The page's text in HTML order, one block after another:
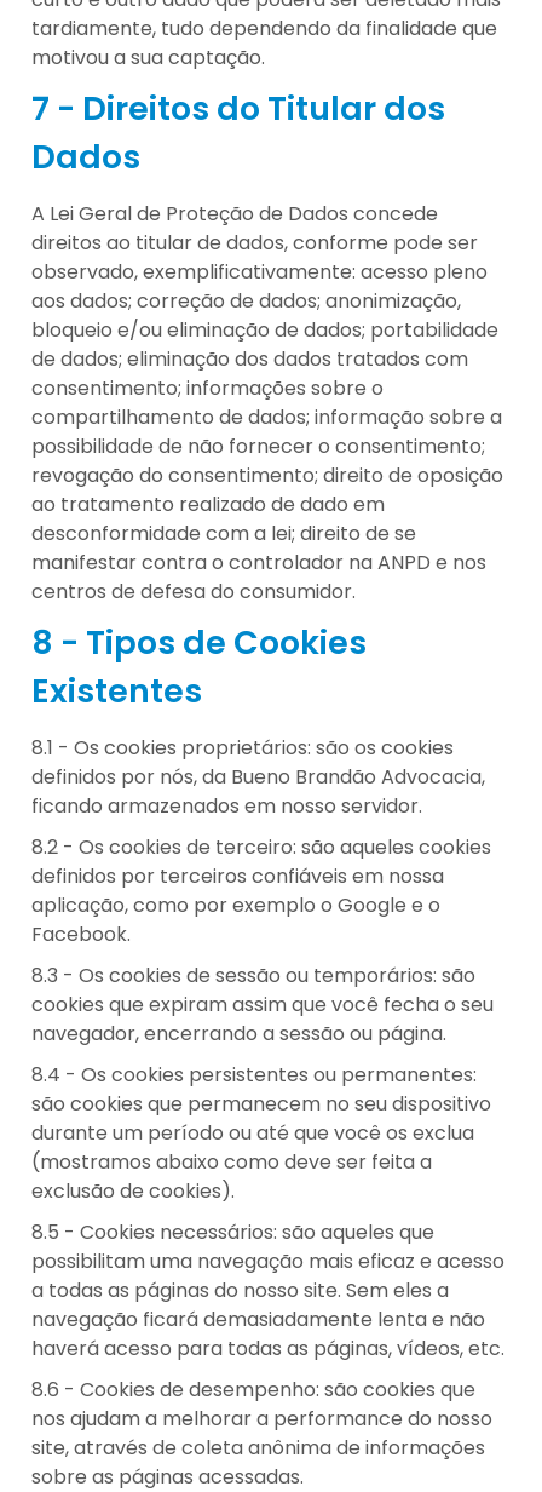
tardiamente, tudo dependendo da finalidade que
motivou a sua captação.
7 - Direitos do Titular dos
Dados
A Lei Geral de Proteção de Dados concede
direitos ao titular de dados, conforme pode ser
observado, exemplificativamente: acesso pleno
aos dados; correção de dados; anonimização,
bloqueio e/ou eliminação de dados; portabilidade
de dados; eliminação dos dados tratados com
consentimento; informações sobre o
compartilhamento de dados; informação sobre a
possibilidade de não fornecer o consentimento;
revogação do consentimento; direito de oposição
ao tratamento realizado de dado em
desconformidade com a lei; direito de se
manifestar contra o controlador na ANPD e nos
centros de defesa do consumidor.
8 - Tipos de Cookies
Existentes
8.1 - Os cookies proprietários: são os cookies
definidos por nós, da Bueno Brandão Advocacia,
ficando armazenados em nosso servidor.
8.2 - Os cookies de terceiro: são aqueles cookies
definidos por terceiros confiáveis em nossa
aplicação, como por exemplo o Google e o
Facebook.
8.3 - Os cookies de sessão ou temporários: são
cookies que expiram assim que você fecha o seu
navegador, encerrando a sessão ou página.
8.4 - Os cookies persistentes ou permanentes:
são cookies que permanecem no seu dispositivo
durante um período ou até que você os exclua
(mostramos abaixo como deve ser feita a
exclusão de cookies).
8.5 - Cookies necessários: são aqueles que
possibilitam uma navegação mais eficaz e acesso
a todas as páginas do nosso site. Sem eles a
navegação ficará demasiadamente lenta e não
haverá acesso para todas as páginas, vídeos, etc.
8.6 - Cookies de desempenho: são cookies que
nos ajudam a melhorar a performance do nosso
site, através de coleta anônima de informações
sobre as páginas acessadas.